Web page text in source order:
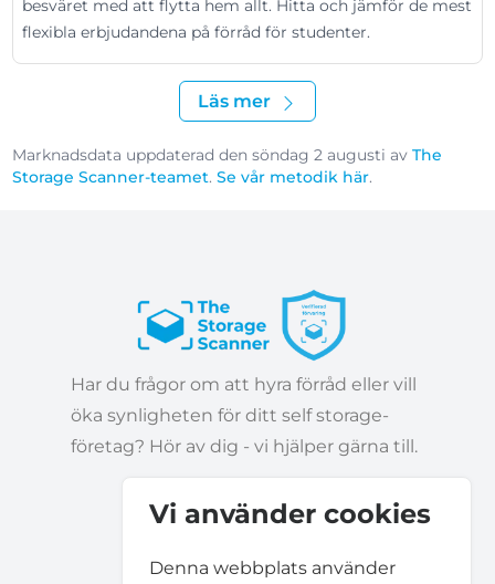
besväret med att flytta hem allt. Hitta och jämför de mest
flexibla erbjudandena på förråd för studenter.
Läs mer
Marknadsdata uppdaterad den söndag 2 augusti avThe
Storage Scanner-teamet.Se vår metodik här.
Vi använder cookies
Denna webbplats använder
Har du frågor om att hyra förråd eller vill
öka synligheten för ditt self storage-
företag? Hör av dig - vi hjälper gärna till.